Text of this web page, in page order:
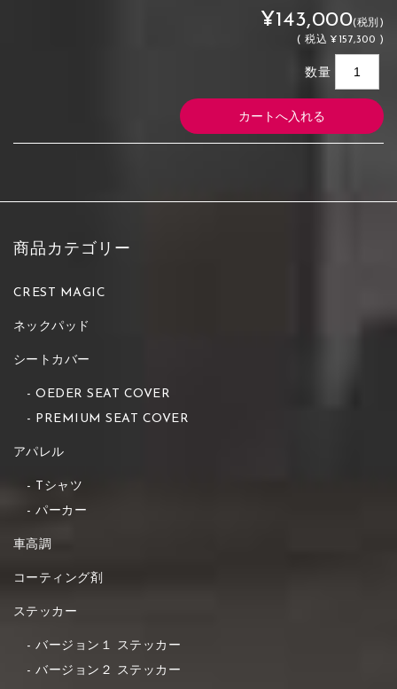
¥143,000(税別)
(税込 ¥157,300 )
数量
商品カテゴリー
CREST MAGIC
ネックパッド
シートカバー
OEDER SEAT COVER
PREMIUM SEAT COVER
アパレル
Tシャツ
パーカー
車高調
コーティング剤
ステッカー
バージョン１ ステッカー
バージョン２ ステッカー